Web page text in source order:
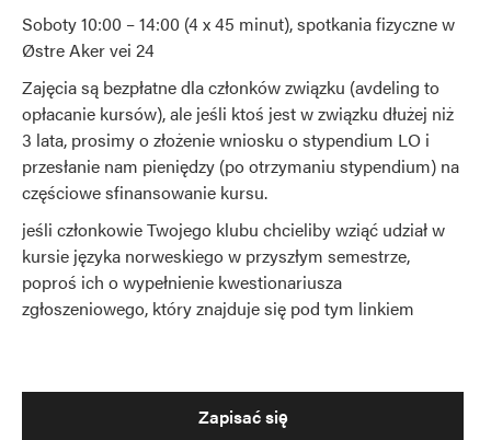
Soboty 10:00 – 14:00 (4 x 45 minut), spotkania fizyczne w
Østre Aker vei 24
Zajęcia są bezpłatne dla członków związku (avdeling to
opłacanie kursów), ale jeśli ktoś jest w związku dłużej niż
3 lata, prosimy o złożenie wniosku o stypendium LO i
przesłanie nam pieniędzy (po otrzymaniu stypendium) na
częściowe sfinansowanie kursu.
jeśli członkowie Twojego klubu chcieliby wziąć udział w
kursie języka norweskiego w przyszłym semestrze,
poproś ich o wypełnienie kwestionariusza
zgłoszeniowego, który znajduje się pod tym linkiem
Zapisać się